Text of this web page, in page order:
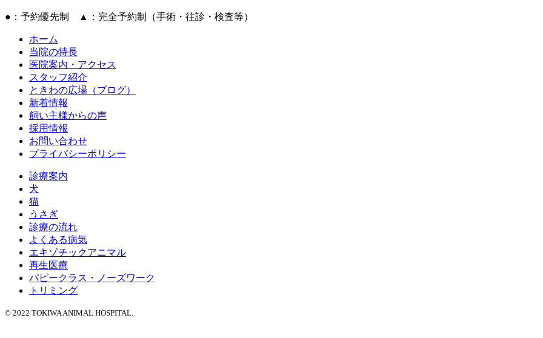
●：予約優先制 ▲：完全予約制（手術・往診・検査等）
ホーム
当院の特長
医院案内・アクセス
スタッフ紹介
ときわの広場（ブログ）
新着情報
飼い主様からの声
採用情報
お問い合わせ
プライバシーポリシー
診療案内
犬
猫
うさぎ
診療の流れ
よくある病気
エキゾチックアニマル
再生医療
パピークラス・ノーズワーク
トリミング
© 2022 TOKIWA ANIMAL HOSPITAL.